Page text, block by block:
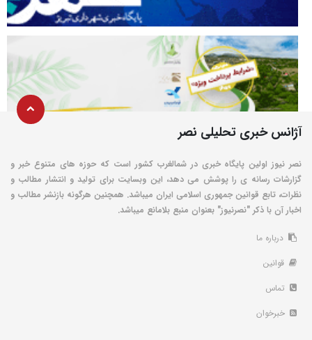
آژانس خبری تحلیلی نصر
نصر نیوز اولین پایگاه خبری در شمالغرب کشور است که حوزه های متنوع خبر و
گزارشات رسانه ی را پوشش می دهد، این وبسایت برای تولید و انتشار مطالب و
نظرات، تابع قوانین جمهوری اسلامی ایران میباشد. همچنین هرگونه بازنشر مطالب و
اخبار آن با ذکر "نصرنیوز" بعنوان منبع بلامانع میباشد.
درباره ما
قوانین
تماس
خبرخوان